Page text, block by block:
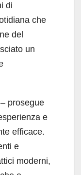
di
che
del
un
prosegue
e
efficace.
e
moderni,